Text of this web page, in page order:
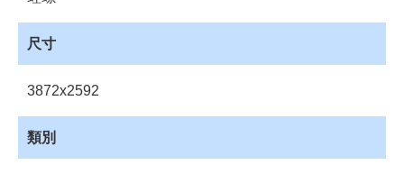
理
資
尺寸
3872x2592
類別